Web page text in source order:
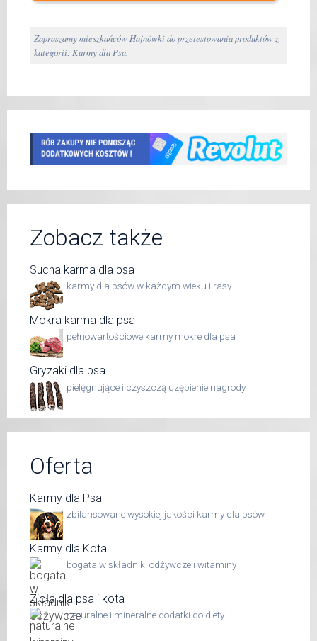
Zapraszamy mieszkańców Hajnówki do przetestowania produktów z
kategorii: Karmy dla Psa.
Zobacz także
Sucha karma dla psa
karmy dla psów w każdym wieku i rasy
Mokra karma dla psa
pełnowartościowe karmy mokre dla psa
Gryzaki dla psa
pielęgnujące i czyszczą uzębienie nagrody
Oferta
Karmy dla Psa
zbilansowane wysokiej jakości karmy dla psów
Karmy dla Kota
bogata w składniki odżywcze i witaminy
Zioła dla psa i kota
naturalne i mineralne dodatki do diety